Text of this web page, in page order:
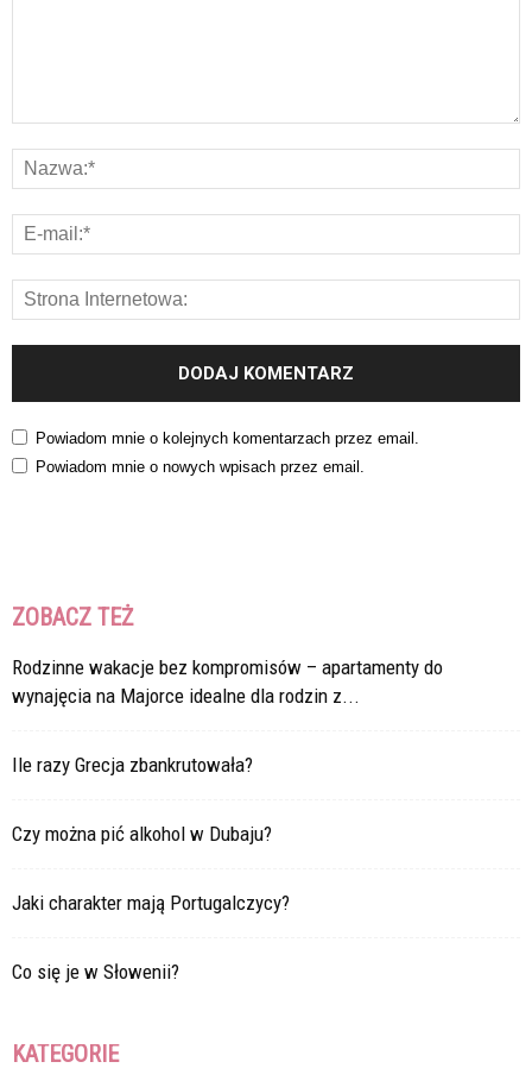
Powiadom mnie o kolejnych komentarzach przez email.
Powiadom mnie o nowych wpisach przez email.
ZOBACZ TEŻ
Rodzinne wakacje bez kompromisów – apartamenty do
wynajęcia na Majorce idealne dla rodzin z...
Ile razy Grecja zbankrutowała?
Czy można pić alkohol w Dubaju?
Jaki charakter mają Portugalczycy?
Co się je w Słowenii?
KATEGORIE